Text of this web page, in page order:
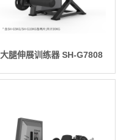
大腿伸展训练器 SH-G7808